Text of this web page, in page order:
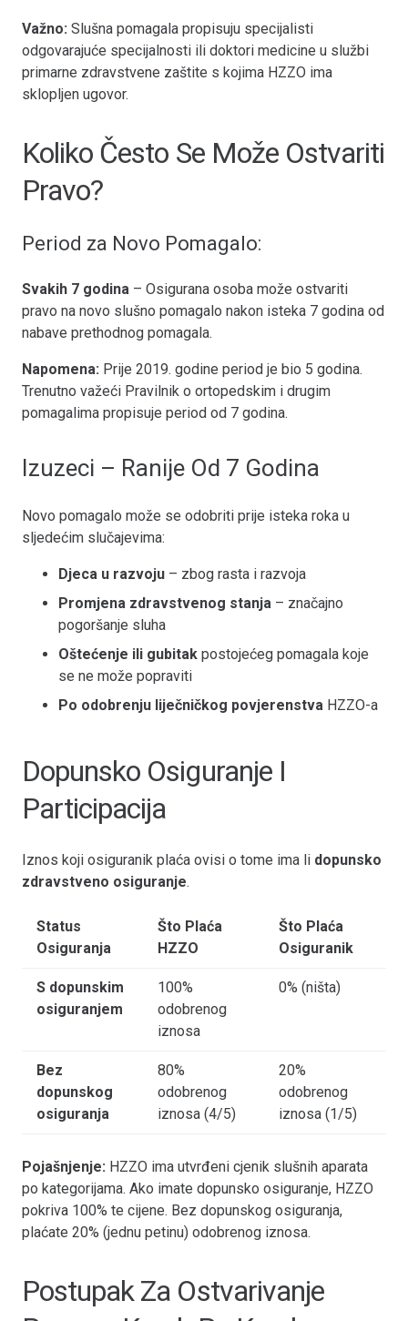
Važno: Slušna pomagala propisuju specijalisti
odgovarajuće specijalnosti ili doktori medicine u službi
primarne zdravstvene zaštite s kojima HZZO ima
sklopljen ugovor.
Koliko Često Se Može Ostvariti
Pravo?
Period za Novo Pomagalo:
Svakih 7 godina – Osigurana osoba može ostvariti
pravo na novo slušno pomagalo nakon isteka 7 godina od
nabave prethodnog pomagala.
Napomena: Prije 2019. godine period je bio 5 godina.
Trenutno važeći Pravilnik o ortopedskim i drugim
pomagalima propisuje period od 7 godina.
Izuzeci – Ranije Od 7 Godina
Novo pomagalo može se odobriti prije isteka roka u
sljedećim slučajevima:
Djeca u razvoju – zbog rasta i razvoja
Promjena zdravstvenog stanja – značajno
pogoršanje sluha
Oštećenje ili gubitak postojećeg pomagala koje
se ne može popraviti
Po odobrenju liječničkog povjerenstva HZZO-a
Dopunsko Osiguranje I
Participacija
Iznos koji osiguranik plaća ovisi o tome ima li dopunsko
zdravstveno osiguranje.
Status
Osiguranja
Što Plaća
HZZO
Što Plaća
Osiguranik
S dopunskim
osiguranjem
100%
odobrenog
iznosa
0% (ništa)
Bez
dopunskog
osiguranja
80%
odobrenog
iznosa (4/5)
20%
odobrenog
iznosa (1/5)
Pojašnjenje: HZZO ima utvrđeni cjenik slušnih aparata
po kategorijama. Ako imate dopunsko osiguranje, HZZO
pokriva 100% te cijene. Bez dopunskog osiguranja,
plaćate 20% (jednu petinu) odobrenog iznosa.
Postupak Za Ostvarivanje